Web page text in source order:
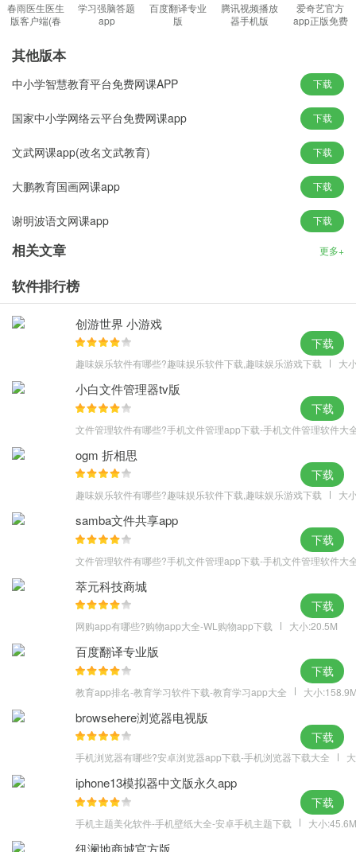
易成数学官方版特色
1、海量的教学内容和精心挑选的教学视频让你更加快速的学习知
3、更重要的是教学的幽默性，不再是死板的背文章，而是通
软件亮点
【海量解题视频】易成数学app提供答案解析视频，轻松克服疑难
【全面的学习菜单】
易成数学app提供海量讲解视频，掌握解题技巧
【拍照搜题哪家准】
v1.03.60版本
v1.02.66版本
优化用户提体验感。
基础体验优化，使用更流畅。
v1.01.41 版本
1、修复学习报告显示时候的bug
v1.01.20 版本
1、升级部分手机不能正常提交作业的情况
春雨医生医生
版客户端(春
学习强脑答题
app
百度翻译专业
版
腾讯视频播放
器手机版
爱奇艺官方
app正版免费
其他版本
中小学智慧教育平台免费网课APP 下载
国家中小学网络云平台免费网课app 下载
文武网课app(改名文武教育) 下载
大鹏教育国画网课app 下载
谢明波语文网课app 下载
相关文章 更多+
软件排行榜
创游世界 小游戏
趣味娱乐软件有哪些?趣味娱乐软件下载,趣味娱乐游戏下载 大
下载
小白文件管理器tv版
文件管理软件有哪些?手机文件管理app下载-手机文件管理软件大
下载
ogm 折相思
趣味娱乐软件有哪些?趣味娱乐软件下载,趣味娱乐游戏下载 大
下载
samba文件共享app
文件管理软件有哪些?手机文件管理app下载-手机文件管理软件大
下载
萃元科技商城
网购app有哪些?购物app大全-WL购物app下载 大小:20.5M
下载
百度翻译专业版
教育app排名-教育学习软件下载-教育学习app大全 大小
下载
browsehere浏览器电视版
手机浏览器有哪些?安卓浏览器app下载-手机浏览器下载大全
下载
iphone13模拟器中文版永久app
手机主题美化软件-手机壁纸大全-安卓手机主题下载 大小:45.6M
下载
纽澜地商城官方版